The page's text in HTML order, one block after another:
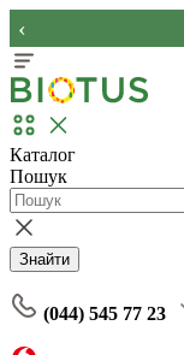
‹
Каталог
Пошук
Знайти
(044) 545 77 23